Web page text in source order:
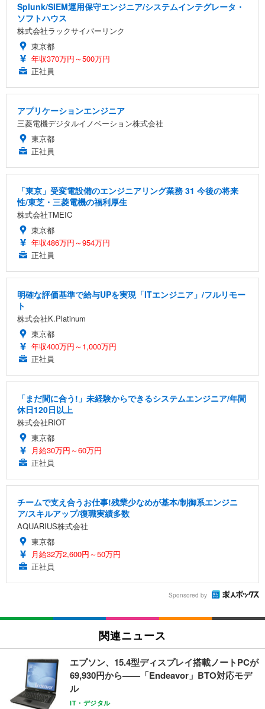
Splunk/SIEM運用保守エンジニア/システムインテグレータ・
ソフトハウス
株式会社ラックサイバーリンク
東京都
年収370万円～500万円
正社員
アプリケーションエンジニア
三菱電機デジタルイノベーション株式会社
東京都
正社員
「東京」受変電設備のエンジニアリング業務 31 今後の将来
性/東芝・三菱電機の福利厚生
株式会社TMEIC
東京都
年収486万円～954万円
正社員
明確な評価基準で給与UPを実現「ITエンジニア」/フルリモー
ト
株式会社K.Platinum
東京都
年収400万円～1,000万円
正社員
「まだ間に合う!」未経験からできるシステムエンジニア/年間
休日120日以上
株式会社RIOT
東京都
月給30万円～60万円
正社員
チームで支え合うお仕事!残業少なめが基本/制御系エンジニ
ア/スキルアップ/復職実績多数
AQUARIUS株式会社
東京都
月給32万2,600円～50万円
正社員
Sponsored by
関連ニュース
エプソン、15.4型ディスプレイ搭載ノートPCが
69,930円から——「Endeavor」BTO対応モデ
ル
IT・デジタル